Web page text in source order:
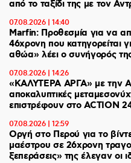
από το ταξίδι της με τον
07.08.2026 | 14:40
Marfin: Προθεσμία για να
46χρονη που κατηγορείται
αθώα» λέει ο συνήγορός
07.08.2026 | 14:26
«ΚΑΛΥΤΕΡΑ ΑΡΓΑ» με την
αποκαλυπτικές
επιστρέφουν στο ACTION
07.08.2026 | 12:59
Οργή στο Περού για το
μαέστρου σε 26χρονη
ξεπεράσεις» της έλεγαν οι